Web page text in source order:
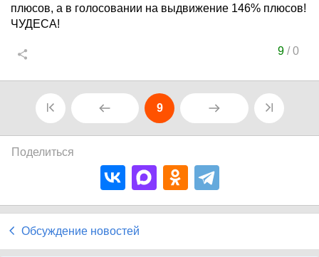
плюсов, а в голосовании на выдвижение 146% плюсов!
ЧУДЕСА!
9/0
9
Поделиться
Обсуждение новостей